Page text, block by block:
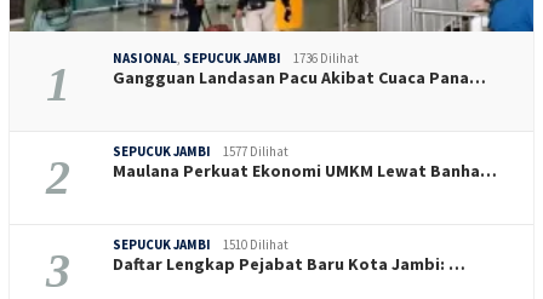
1 NASIONAL SEPUCUK JAMBI 1736 Dilihat
Gangguan Landasan Pacu Akibat Cuaca Pana…
2 SEPUCUK JAMBI 1577 Dilihat
Maulana Perkuat Ekonomi UMKM Lewat Banha…
3 SEPUCUK JAMBI 1510 Dilihat
Daftar Lengkap Pejabat Baru Kota Jambi: …